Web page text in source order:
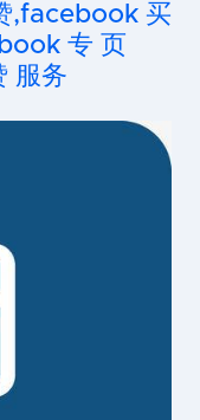
,facebook 买
专 页
服务